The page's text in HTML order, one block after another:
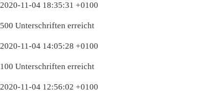
2020-11-04 18:35:31 +0100
500 Unterschriften erreicht
2020-11-04 14:05:28 +0100
100 Unterschriften erreicht
2020-11-04 12:56:02 +0100